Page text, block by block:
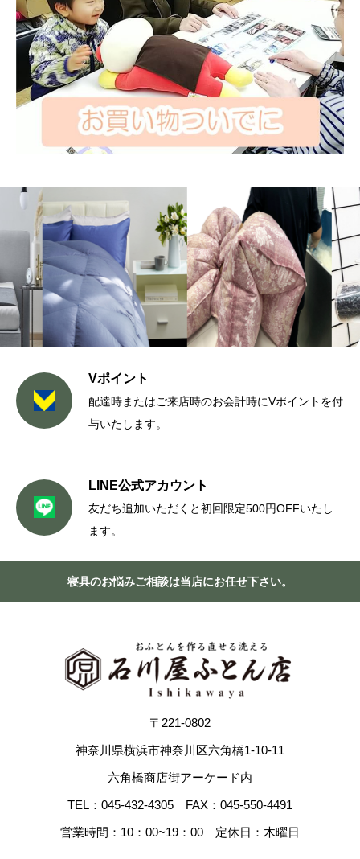
Vポイント
配達時またはご来店時のお会計時にVポイントを付
与いたします。
LINE公式アカウント
友だち追加いただくと初回限定500円OFFいたし
ます。
寝具のお悩みご相談は当店にお任せ下さい。
〒221-0802
神奈川県横浜市神奈川区六角橋1-10-11
六角橋商店街アーケード内
TEL：045-432-4305 FAX：045-550-4491
営業時間：10：00~19：00 定休日：木曜日